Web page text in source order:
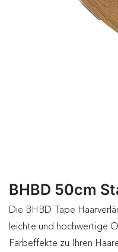
BHBD 50cm
Die BHBD Tape
leichte und hochwertige
Farbeffekte zu Ihren